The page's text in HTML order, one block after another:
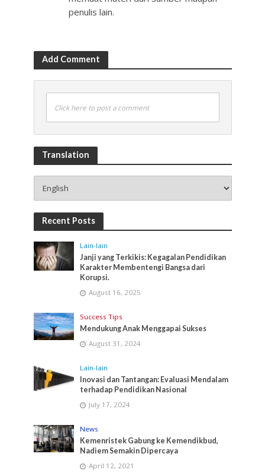
penulis lain.
Add Comment
Click here to post a comment
Translation
Recent Posts
Lain-lain
Janji yang Terkikis: Kegagalan Pendidikan
Karakter Membentengi Bangsa dari
Korupsi.
August 16, 2025
Success Tips
Mendukung Anak Menggapai Sukses
August 31, 2024
Lain-lain
Inovasi dan Tantangan: Evaluasi Mendalam
terhadap Pendidikan Nasional
July 17, 2024
News
Kemenristek Gabung ke Kemendikbud,
Nadiem Semakin Dipercaya
April 12, 2021